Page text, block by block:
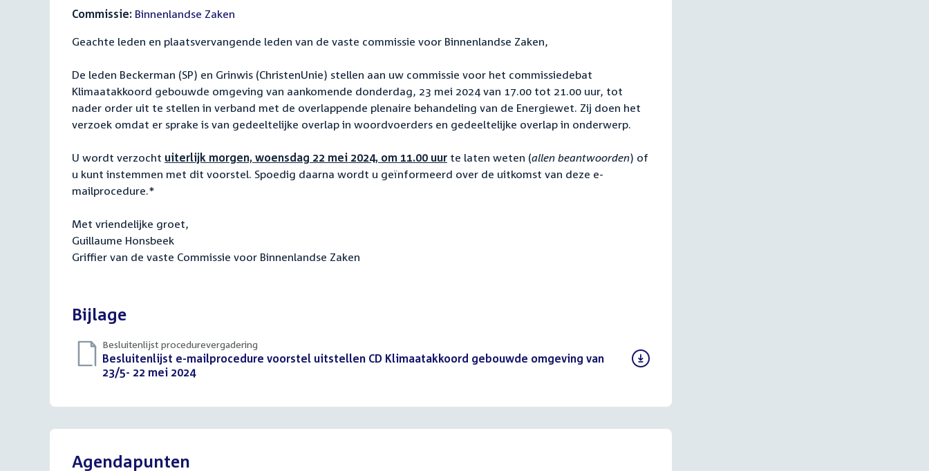
Commissie: Binnenlandse Zaken
Geachte leden en plaatsvervangende leden van de vaste commissie voor Binnenlandse Zaken,
De leden Beckerman (SP) en Grinwis (ChristenUnie) stellen aan uw commissie voor het commissiedebat
Klimaatakkoord gebouwde omgeving van aankomende donderdag, 23 mei 2024 van 17.00 tot 21.00 uur, tot
nader order uit te stellen in verband met de overlappende plenaire behandeling van de Energiewet. Zij doen het
verzoek omdat er sprake is van gedeeltelijke overlap in woordvoerders en gedeeltelijke overlap in onderwerp.
U wordt verzocht uiterlijk morgen, woensdag 22 mei 2024, om 11.00 uur te laten weten (allen beantwoorden) of
u kunt instemmen met dit voorstel. Spoedig daarna wordt u geïnformeerd over de uitkomst van deze e-
mailprocedure.*
Met vriendelijke groet,
Guillaume Honsbeek
Griffier van de vaste Commissie voor Binnenlandse Zaken
Bijlage
Besluitenlijst procedurevergadering
Download
bestand:
Besluitenlijst e-mailprocedure voorstel uitstellen CD Klimaatakkoord gebouwde omgeving van
23/5- 22 mei 2024(PDF)
Agendapunten